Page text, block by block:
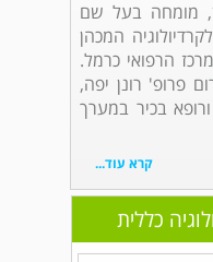
מומחה בעל שם
המכהן
הרפואי כרמל.
פרופ' רונן יפה,
בכיר במערך
קרא עוד...
כללית